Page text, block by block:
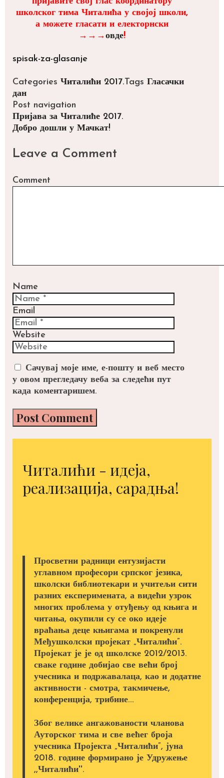
школског тима Читалића у својој школи,
а можете гласати и електорнски
→→→овде!
spisak-za-glasanje
Categories Читалићи 2017. Tags Гласачки
дан
Post navigation
Пријава за Читалиће 2017.
Добро дошли у Мачкат!
Leave a Comment
Comment
Name
Email
Website
Сачувај моје име, е-пошту и веб место
у овом прегледачу веба за следећи пут
када коментаришем.
Читалићи - идеја,
реализација, сарадња!
Просветни радници ентузијасти
углавном професори српског језика,
школски библиотекари и учитељи сити
разних експеримената, а видећи узрок
многих проблема у отуђењу од књига и
читања, окупили су се око идеје
враћања деце књигама и покренули
Међушколски пројекат „Читалићи”.
Пројекат је је од школске 2012/2013.
сваке године добијао све већи број
учесника и подржавалаца, као и додатне
активности - смотра, такмичење,
конференција, трибине...
Због велике ангажованости чланова
Ауторског тима и све већег броја
учесника Пројекта „Читалићи”, јуна
2018. године формирано је Удружење
,,Читалићи''.